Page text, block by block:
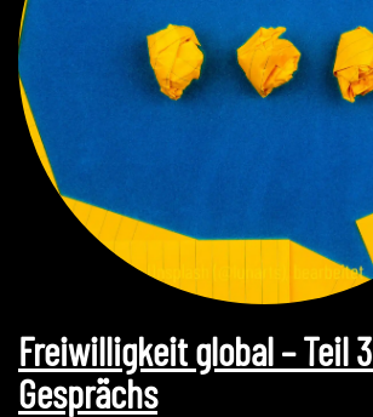
Freiwilligkeit global – Teil
Gesprächs